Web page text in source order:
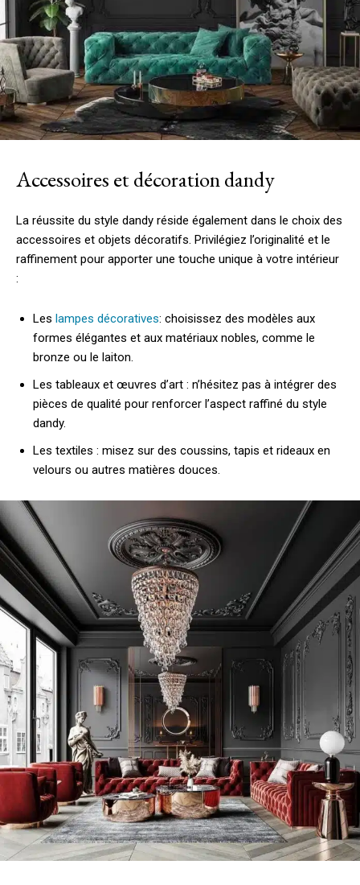
Accessoires et décoration dandy
La réussite du style dandy réside également dans le choix des
accessoires et objets décoratifs. Privilégiez l’originalité et le
raffinement pour apporter une touche unique à votre intérieur
:
Les lampes décoratives: choisissez des modèles aux
formes élégantes et aux matériaux nobles, comme le
bronze ou le laiton.
Les tableaux et œuvres d’art : n’hésitez pas à intégrer des
pièces de qualité pour renforcer l’aspect raffiné du style
dandy.
Les textiles : misez sur des coussins, tapis et rideaux en
velours ou autres matières douces.